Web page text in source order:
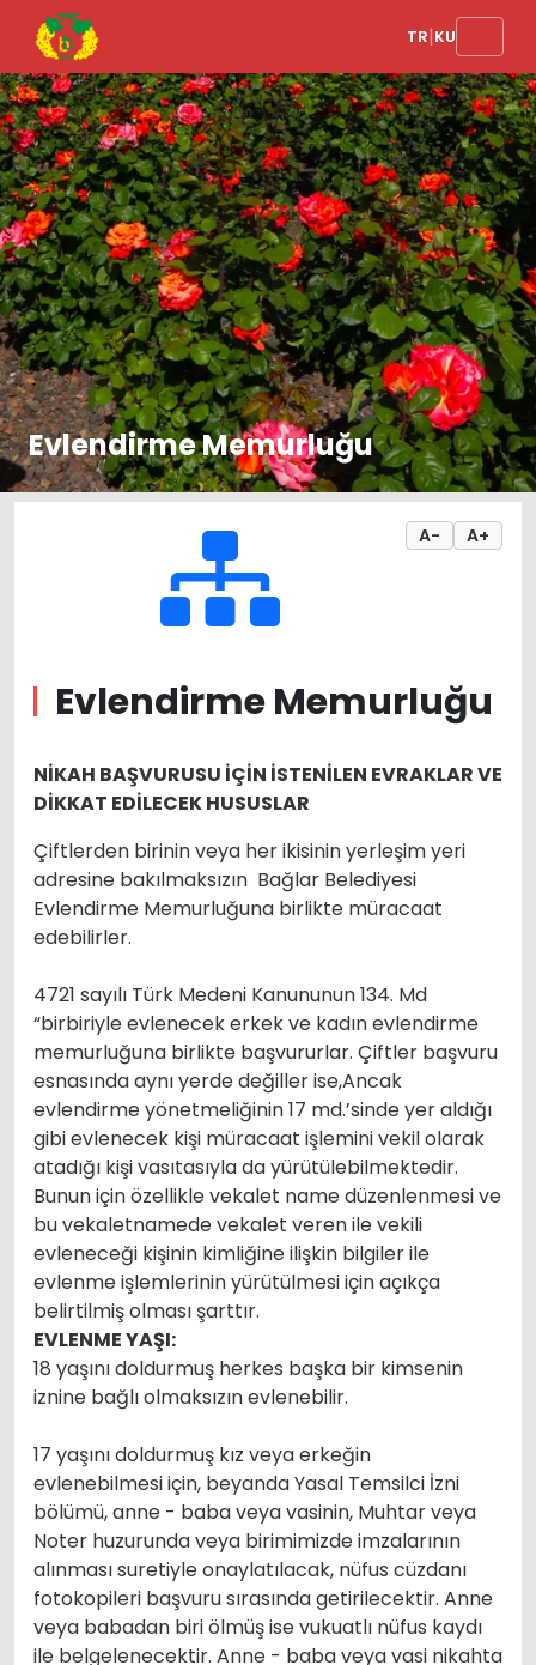
TR|KU
Evlendirme Memurluğu
A- A+
Evlendirme Memurluğu
NİKAH BAŞVURUSU İÇİN İSTENİLEN EVRAKLAR VE
DİKKAT EDİLECEK HUSUSLAR
Çiftlerden birinin veya her ikisinin yerleşim yeri
adresine bakılmaksızın Bağlar Belediyesi
Evlendirme Memurluğuna birlikte müracaat
edebilirler.
4721 sayılı Türk Medeni Kanununun 134. Md
“birbiriyle evlenecek erkek ve kadın evlendirme
memurluğuna birlikte başvururlar. Çiftler başvuru
esnasında aynı yerde değiller ise,Ancak
evlendirme yönetmeliğinin 17 md.’sinde yer aldığı
gibi evlenecek kişi müracaat işlemini vekil olarak
atadığı kişi vasıtasıyla da yürütülebilmektedir.
Bunun için özellikle vekalet name düzenlenmesi ve
bu vekaletnamede vekalet veren ile vekili
evleneceği kişinin kimliğine ilişkin bilgiler ile
evlenme işlemlerinin yürütülmesi için açıkça
belirtilmiş olması şarttır.
EVLENME YAŞI:
18 yaşını doldurmuş herkes başka bir kimsenin
iznine bağlı olmaksızın evlenebilir.
17 yaşını doldurmuş kız veya erkeğin
evlenebilmesi için, beyanda Yasal Temsilci İzni
bölümü, anne - baba veya vasinin, Muhtar veya
Noter huzurunda veya birimimizde imzalarının
alınması suretiyle onaylatılacak, nüfus cüzdanı
fotokopileri başvuru sırasında getirilecektir. Anne
veya babadan biri ölmüş ise vukuatlı nüfus kaydı
ile belgelenecektir. Anne - baba veya vasi nikahta